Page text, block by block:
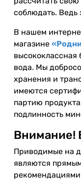
соблюдать. Ведь
В нашем
магазине
высококлассная
вода. Мы
хранения и
имеются
партию
подлинность
Внимание!
Приводимые на
являются
рекомендациями